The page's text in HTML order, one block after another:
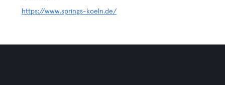
https://www.springs-koeln.de/